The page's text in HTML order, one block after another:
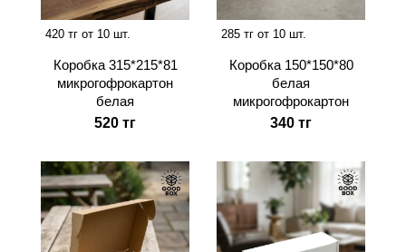
420 тг от 10 шт.
Коробка 315*215*81
микрогофрокартон
белая
520 тг
285 тг от 10 шт.
Коробка 150*150*80
белая
микрогофрокартон
340 тг